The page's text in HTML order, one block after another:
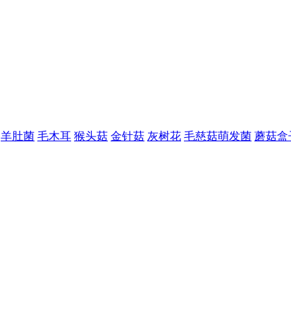
羊肚菌 毛木耳 猴头菇 金针菇 灰树花 毛慈菇萌发菌 蘑菇盒